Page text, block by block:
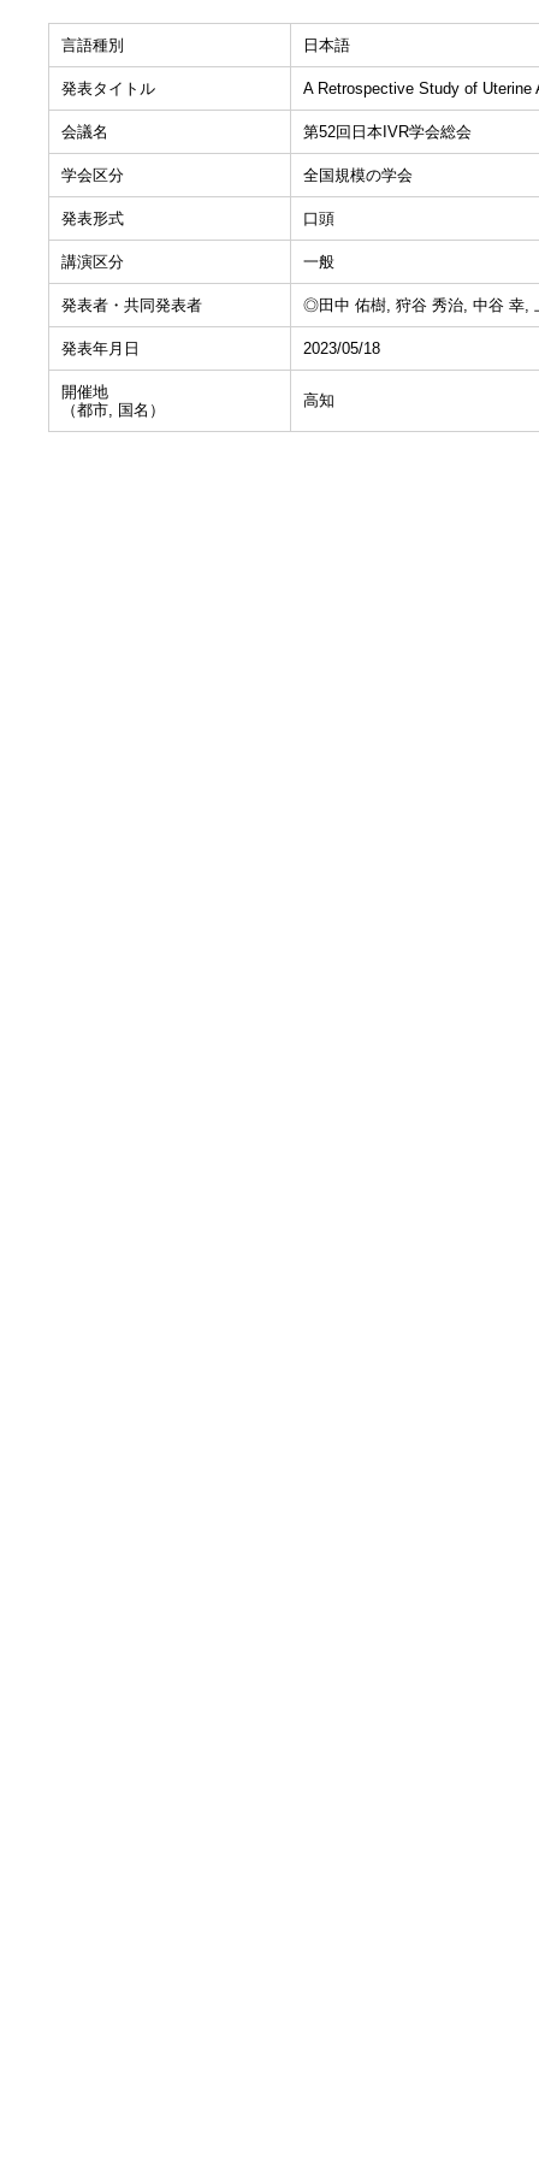
言語種別 日本語
発表タイトル A Retrospective Study of
会議名 第52回日本IVR学会総会
学会区分 全国規模の学会
発表形式 口頭
講演区分 一般
発表者・共同発表者 ◎田中 佑樹, 狩谷 秀治, 中谷 幸,
発表年月日 2023/05/18
開催地
（都市, 国名）
高知